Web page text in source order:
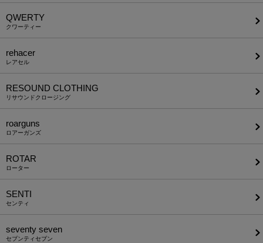
QWERTY
クワーティー
rehacer
レアセル
RESOUND CLOTHING
リサウンドクロージング
roarguns
ロアーガンズ
ROTAR
ローター
SENTI
センティ
seventy seven
セブンティセブン